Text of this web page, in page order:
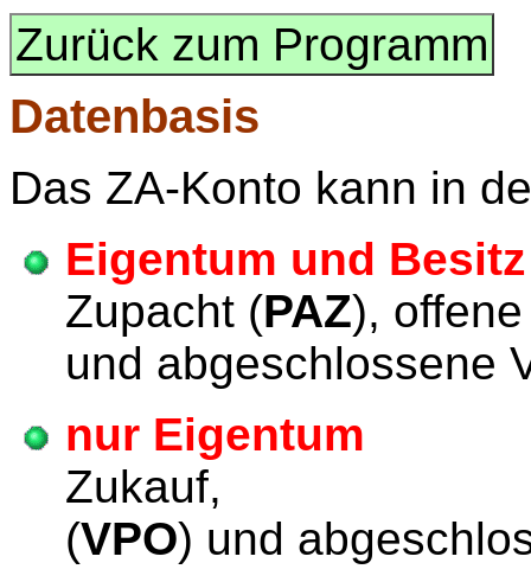
Zurück zum Programm
Datenbasis
Das ZA-Konto kann in
Eigentum und Besitz
Zupacht (PAZ),
und abgeschlossene
nur Eigentum
Zukauf, offene
(VPO) und